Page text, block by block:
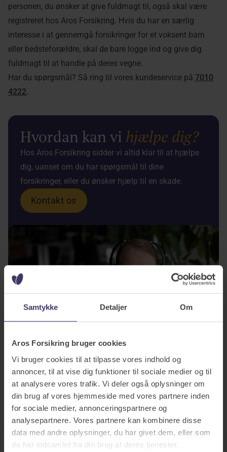
Samtykke Detaljer Om
Aros Forsikring bruger cookies
Vi bruger cookies til at tilpasse vores indhold og
annoncer, til at vise dig funktioner til sociale medier og til
at analysere vores trafik. Vi deler også oplysninger om
din brug af vores hjemmeside med vores partnere inden
for sociale medier, annonceringspartnere og
analysepartnere. Vores partnere kan kombinere disse
data med andre oplysninger, du har givet dem, eller som
de har indsamlet fra din brug af deres tjenester.
personen, du ønsker at give fuldmagt til, også skal være
registreret hos Aros Forsikring. Hvis du har en særlig
interesse i at gennemgå forsikringer for et voksent barn
eller bedsteforældre, skal de bare logge ind og give dig
fuldmagt til at handle på deres vegne.
Har du spørgsmål? Så ring til vores kundeservice på 7010
4222.
Hvordan kan vi hjælpe dig?
Hos Aros Forsikring sidder vi altid klar til at hjælpe
dig, uanset om du har spørgsmål til dine
forsikringer, eller du ønsker hjælp til en skade.
Kontakt os